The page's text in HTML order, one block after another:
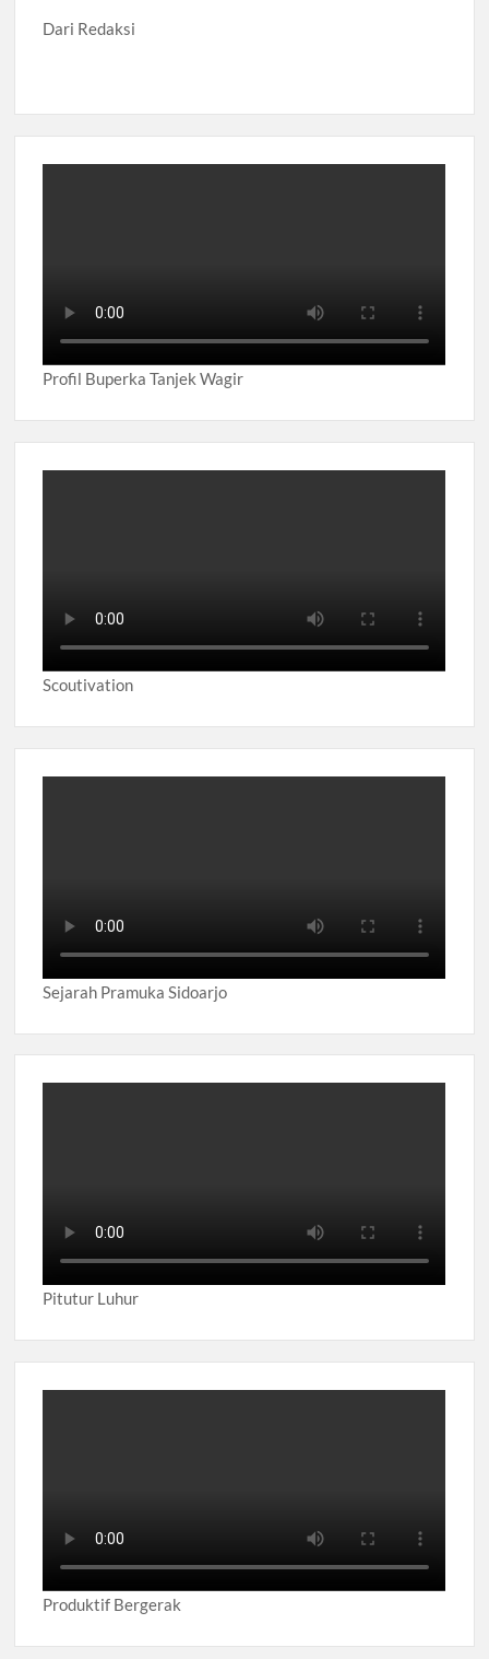
Dari Redaksi
Profil Buperka Tanjek Wagir
Scoutivation
Sejarah Pramuka Sidoarjo
Pitutur Luhur
Produktif Bergerak